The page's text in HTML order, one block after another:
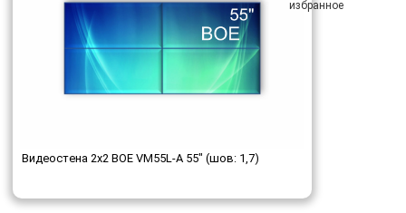
Видеостена 2x2 BOE VM55L-A 55" (шов: 1,7)